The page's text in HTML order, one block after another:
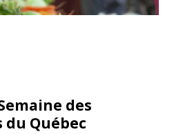
des
du Québec